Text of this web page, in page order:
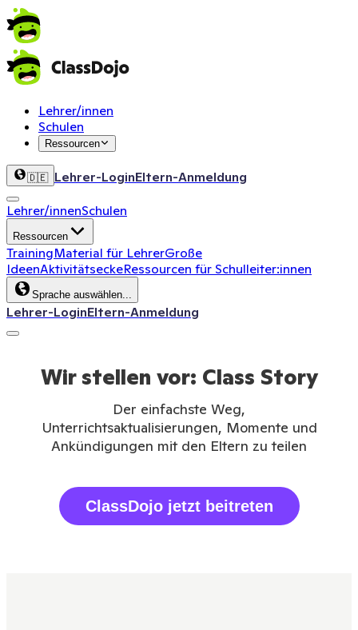
Lehrer/innen
Schulen
Ressourcen
🇩🇪 Lehrer-LoginEltern-Anmeldung
Lehrer/innenSchulen
Ressourcen
TrainingMaterial für LehrerGroße
IdeenAktivitätseckeRessourcen für Schulleiter:innen
Sprache auswählen...
Lehrer-LoginEltern-Anmeldung
Wir stellen vor: Class Story
Der einfachste Weg,
Unterrichtsaktualisierungen, Momente und
Ankündigungen mit den Eltern zu teilen
ClassDojo jetzt beitreten